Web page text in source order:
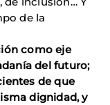
de la
como eje
del futuro;
de que
dignidad, y